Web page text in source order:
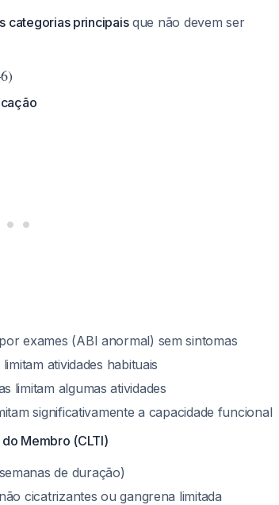
categorias principaisque não devem ser
exames (ABI anormal) sem sintomas
atividades habituais
limitam algumas atividades
significativamente a capacidade funcional
Membro (CLTI)
de duração)
cicatrizantes ou gangrena limitada